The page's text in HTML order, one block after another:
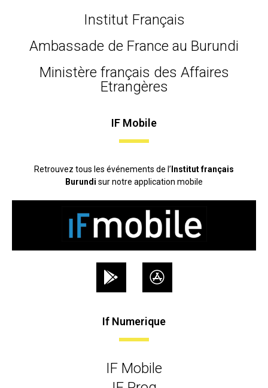
Institut Français
Ambassade de France au Burundi
Ministère français des Affaires
Etrangères
IF Mobile
Retrouvez tous les événements de l’ Institut français
Burundi sur notre application mobile
If Numerique
IF Mobile